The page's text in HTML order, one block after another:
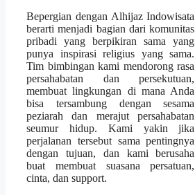
Bepergian dengan Alhijaz Indowisata
berarti menjadi bagian dari komunitas
pribadi yang berpikiran sama yang
punya inspirasi religius yang sama.
Tim bimbingan kami mendorong rasa
persahabatan dan persekutuan,
membuat lingkungan di mana Anda
bisa tersambung dengan sesama
peziarah dan merajut persahabatan
seumur hidup. Kami yakin jika
perjalanan tersebut sama pentingnya
dengan tujuan, dan kami berusaha
buat membuat suasana persatuan,
cinta, dan support.